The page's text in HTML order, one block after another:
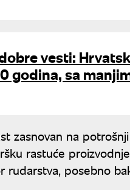
vesti:
godina, sa
zasnovan na potrošnji
rastuće
rudarstva, posebno